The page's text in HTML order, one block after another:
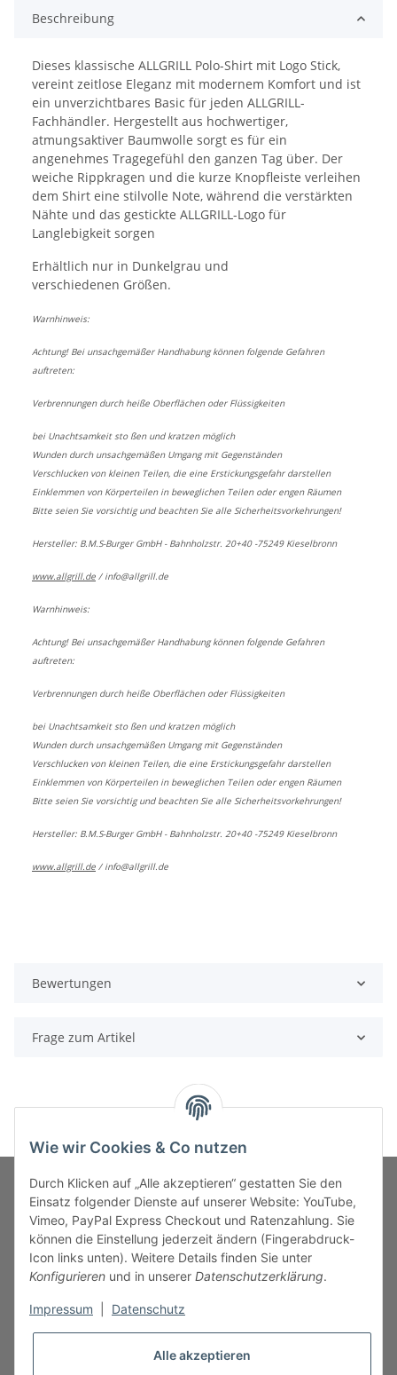
Beschreibung
Dieses klassische ALLGRILL Polo-Shirt mit Logo Stick,
vereint zeitlose Eleganz mit modernem Komfort und ist
ein unverzichtbares Basic für jeden ALLGRILL-
Fachhändler. Hergestellt aus hochwertiger,
atmungsaktiver Baumwolle sorgt es für ein
angenehmes Tragegefühl den ganzen Tag über. Der
weiche Rippkragen und die kurze Knopfleiste verleihen
dem Shirt eine stilvolle Note, während die verstärkten
Nähte und das gestickte ALLGRILL-Logo für
Langlebigkeit sorgen
Erhältlich nur in Dunkelgrau und
verschiedenen Größen.
Warnhinweis:
Achtung! Bei unsachgemäßer Handhabung können folgende Gefahren
auftreten:
Verbrennungen durch heiße Oberflächen oder Flüssigkeiten
bei Unachtsamkeit sto ßen und kratzen möglich
Wunden durch unsachgemäßen Umgang mit Gegenständen
Verschlucken von kleinen Teilen, die eine Erstickungsgefahr darstellen
Einklemmen von Körperteilen in beweglichen Teilen oder engen Räumen
Bitte seien Sie vorsichtig und beachten Sie alle Sicherheitsvorkehrungen!
Hersteller: B.M.S-Burger GmbH - Bahnholzstr. 20+40 -75249 Kieselbronn
www.allgrill.de / info@allgrill.de
Warnhinweis:
Achtung! Bei unsachgemäßer Handhabung können folgende Gefahren
auftreten:
Verbrennungen durch heiße Oberflächen oder Flüssigkeiten
bei Unachtsamkeit sto ßen und kratzen möglich
Wunden durch unsachgemäßen Umgang mit Gegenständen
Verschlucken von kleinen Teilen, die eine Erstickungsgefahr darstellen
Einklemmen von Körperteilen in beweglichen Teilen oder engen Räumen
Bitte seien Sie vorsichtig und beachten Sie alle Sicherheitsvorkehrungen!
Hersteller: B.M.S-Burger GmbH - Bahnholzstr. 20+40 -75249 Kieselbronn
www.allgrill.de / info@allgrill.de
Bewertungen
Frage zum Artikel
MARKENWELT
SERVICE
INFORMATIONEN
Wie wir Cookies & Co nutzen
Durch Klicken auf „Alle akzeptieren“ gestatten Sie den
Einsatz folgender Dienste auf unserer Website: YouTube,
Vimeo, PayPal Express Checkout und Ratenzahlung. Sie
können die Einstellung jederzeit ändern (Fingerabdruck-
Icon links unten). Weitere Details finden Sie unter
Konfigurieren und in unserer Datenschutzerklärung.
Impressum Datenschutz
Alle akzeptieren